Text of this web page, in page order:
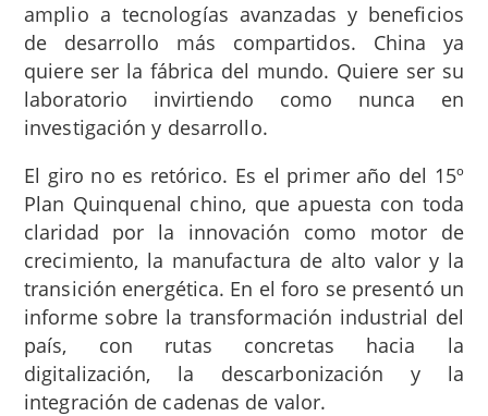
amplio a tecnologías avanzadas y beneficios
de desarrollo más compartidos. China ya
quiere ser la fábrica del mundo. Quiere ser su
laboratorio invirtiendo como nunca en
investigación y desarrollo.
El giro no es retórico. Es el primer año del 15º
Plan Quinquenal chino, que apuesta con toda
claridad por la innovación como motor de
crecimiento, la manufactura de alto valor y la
transición energética. En el foro se presentó un
informe sobre la transformación industrial del
país, con rutas concretas hacia la
digitalización, la descarbonización y la
integración de cadenas de valor.